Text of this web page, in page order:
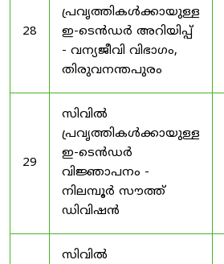
28
പ്രവൃത്തികൾക്കായുള്ള
ഇ-ടെൻഡർ അറിയിപ്പ്
- വന്യജീവി വിഭാഗം,
തിരുവനന്തപുരം
29
സിവിൽ
പ്രവൃത്തികൾക്കായുള്ള
ഇ-ടെൻഡർ
വിജ്ഞാപനം -
നിലമ്പൂർ സൗത്ത്
ഡിവിഷൻ
സിവിൽ